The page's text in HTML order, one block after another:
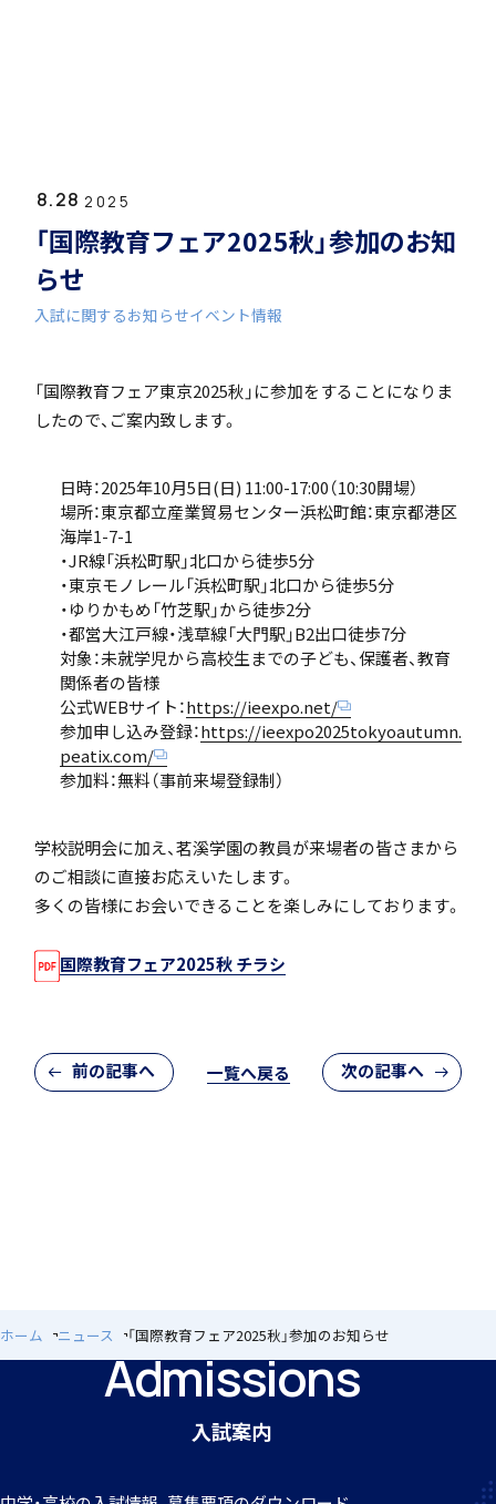
8.28 2025
「国際教育フェア2025秋」参加のお知
らせ
入試に関するお知らせイベント情報
「国際教育フェア東京2025秋」に参加をすることになりま
したので、ご案内致します。
日時：2025年10月5日(日) 11:00-17:00（10:30開場）
場所：東京都立産業貿易センター浜松町館：東京都港区
海岸1-7-1
・JR線「浜松町駅」北口から徒歩5分
・東京モノレール「浜松町駅」北口から徒歩5分
・ゆりかもめ「竹芝駅」から徒歩2分
・都営大江戸線・浅草線「大門駅」B2出口徒歩7分
対象：未就学児から高校生までの子ども、保護者、教育
関係者の皆様
公式WEBサイト：https://ieexpo.net/
参加申し込み登録：https://ieexpo2025tokyoautumn.
peatix.com/
参加料：無料（事前来場登録制）
学校説明会に加え、茗溪学園の教員が来場者の皆さまから
のご相談に直接お応えいたします。
多くの皆様にお会いできることを楽しみにしております。
国際教育フェア2025秋 チラシ
前の記事へ 一覧へ戻る 次の記事へ
ホーム ニュース 「国際教育フェア2025秋」参加のお知らせ
Admissions
入試案内
学校長挨拶
「SDGs」の取り組みについて
いじめ防止基本方針
茗溪ジェネラルクラス（MG）
アカデミアクラス（AC）